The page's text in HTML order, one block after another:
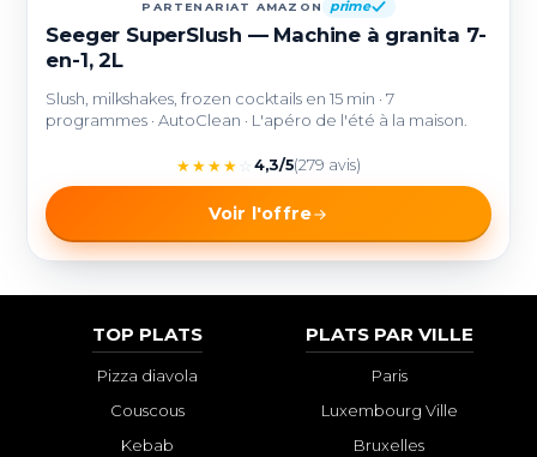
PARTENARIAT AMAZON prime
Seeger SuperSlush — Machine à granita 7-
en-1, 2L
Slush, milkshakes, frozen cocktails en 15 min · 7
programmes · AutoClean · L'apéro de l'été à la maison.
★★★★ 4,3/5(279 avis)
Voir l'offre
TOP PLATS
Pizza diavola
Couscous
Kebab
PLATS PAR VILLE
Paris
Luxembourg Ville
Bruxelles